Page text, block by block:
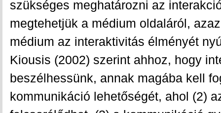
szükséges meghatározni az
megtehetjük a médium oldaláról,
médium az interaktivitás élményét
Kiousis (2002) szerint ahhoz, hogy
beszélhessünk, annak magába kell
kommunikáció lehetőségét, ahol (2)